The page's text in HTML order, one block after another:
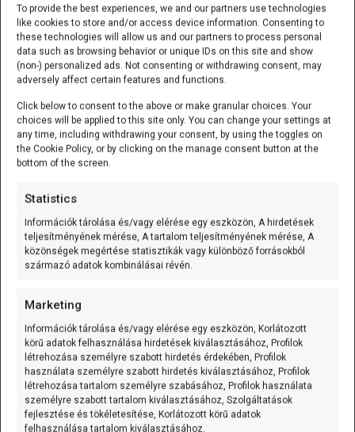
To provide the best experiences, we and our partners use technologies
like cookies to store and/or access device information. Consenting to
these technologies will allow us and our partners to process personal
data such as browsing behavior or unique IDs on this site and show
(non-) personalized ads. Not consenting or withdrawing consent, may
adversely affect certain features and functions.
Click below to consent to the above or make granular choices. Your
choices will be applied to this site only. You can change your settings at
any time, including withdrawing your consent, by using the toggles on
the Cookie Policy, or by clicking on the manage consent button at the
bottom of the screen.
Statistics
Információk tárolása és/vagy elérése egy eszközön, A hirdetések
teljesítményének mérése, A tartalom teljesítményének mérése, A
közönségek megértése statisztikák vagy különböző forrásokból
származó adatok kombinálásai révén.
Marketing
Információk tárolása és/vagy elérése egy eszközön, Korlátozott
körű adatok felhasználása hirdetések kiválasztásához, Profilok
létrehozása személyre szabott hirdetés érdekében, Profilok
használata személyre szabott hirdetés kiválasztásához, Profilok
létrehozása tartalom személyre szabásához, Profilok használata
személyre szabott tartalom kiválasztásához, Szolgáltatások
fejlesztése és tökéletesítése, Korlátozott körű adatok
felhasználása tartalom kiválasztásához.
21
22
24
25
26
27
29
30
31
32
33
34
37
39
40
41
42
43
46
48
49
50
51
52
53
54
55
56
- Nincs szükség külső könyvtárra
Felhasználási feltételek:
Szabadon felhasználható és módosítható oktatási
*/
#define NTC_PIN A0           // NTC modul kimenete az
// NTC hőmérő jellemzői
#define Rref 10000.0         // referencia ellenállás
#define nominalTemp 25.0     // névleges hőmérséklet
#define nominalRes 10000.0   // névleges ellenállás 25
#define Bcoef 3950.0         // B-állandó (datasheet
}
void loop()
{
float sum = 0;
const
int samples 10; // 10 mérési minta az
for (int i = 0; i < samples
}
float avg = sum / samples;
float Vout = avg * (5.0 / 1023.0);
float Rntc = Rref * ( 5.0 / Vout - 1.0);
// Steinhart–Hart egyenlet alkalmazása
float steinhart = log(Rntc / nominalRes) / Bcoef
float temperature = 1.0 / steinhart - 273.15
Serial .print("A0=" );
Serial . print( avg ) ;